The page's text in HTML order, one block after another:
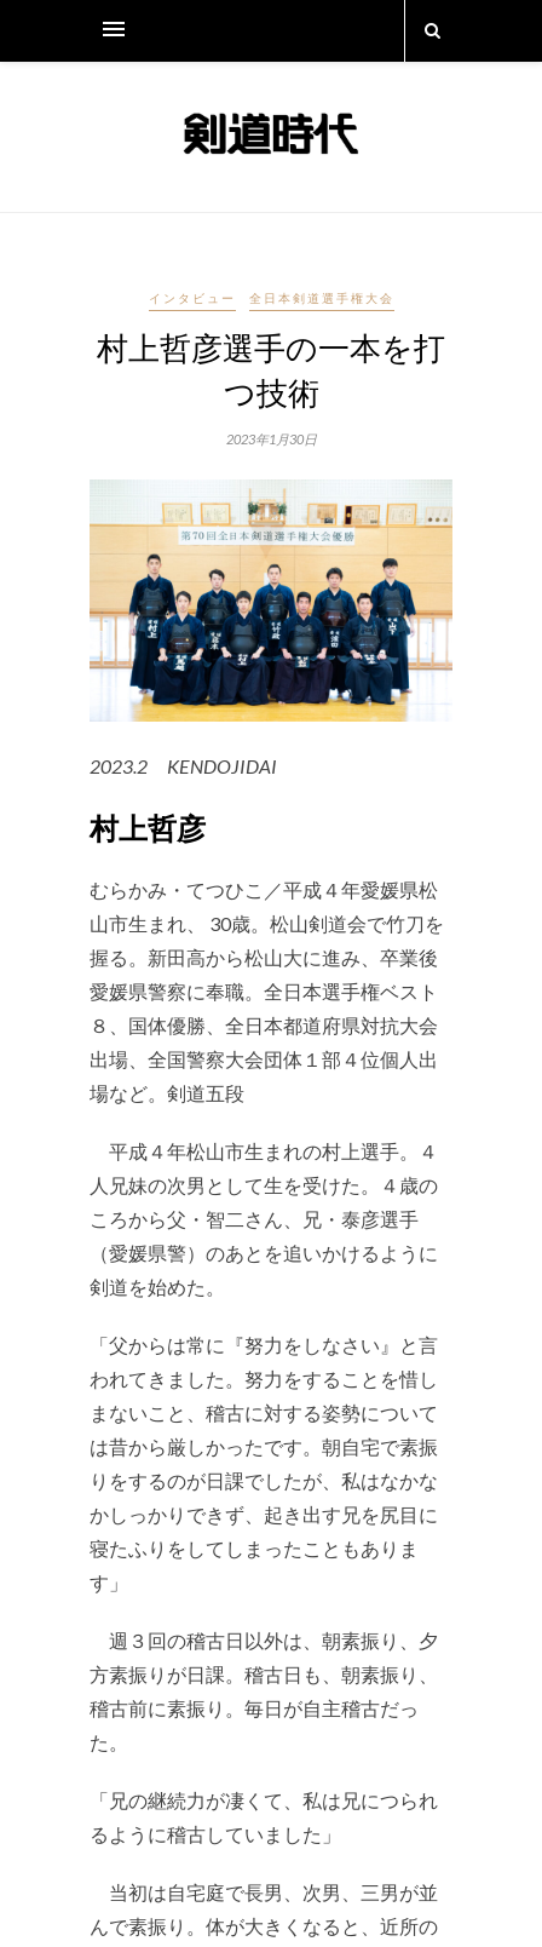
インタビュー 全日本剣道選手権大会
村上哲彦選手の一本を打
つ技術
2023年1月30日
2023.2 KENDOJIDAI
村上哲彦
むらかみ・てつひこ／平成４年愛媛県松
山市生まれ、 30歳。松山剣道会で竹刀を
握る。新田高から松山大に進み、卒業後
愛媛県警察に奉職。全日本選手権ベスト
８、国体優勝、全日本都道府県対抗大会
出場、全国警察大会団体１部４位個人出
場など。剣道五段
平成４年松山市生まれの村上選手。４
人兄妹の次男として生を受けた。４歳の
ころから父・智二さん、兄・泰彦選手
（愛媛県警）のあとを追いかけるように
剣道を始めた。
「父からは常に『努力をしなさい』と言
われてきました。努力をすることを惜し
まないこと、稽古に対する姿勢について
は昔から厳しかったです。朝自宅で素振
りをするのが日課でしたが、私はなかな
かしっかりできず、起き出す兄を尻目に
寝たふりをしてしまったこともありま
す」
週３回の稽古日以外は、朝素振り、夕
方素振りが日課。稽古日も、朝素振り、
稽古前に素振り。毎日が自主稽古だっ
た。
「兄の継続力が凄くて、私は兄につられ
るように稽古していました」
当初は自宅庭で長男、次男、三男が並
んで素振り。体が大きくなると、近所の